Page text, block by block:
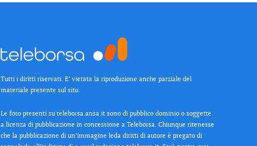
Tutti i diritti riservati. E’ vietata la riproduzione anche parziale del
materiale presente sul sito.
Le foto presenti su teleborsa.ansa.it sono di pubblico dominio o soggette
a licenza di pubblicazione in concessione a Teleborsa. Chiunque ritenesse
che la pubblicazione di un’immagine leda diritti di autore è pregato di